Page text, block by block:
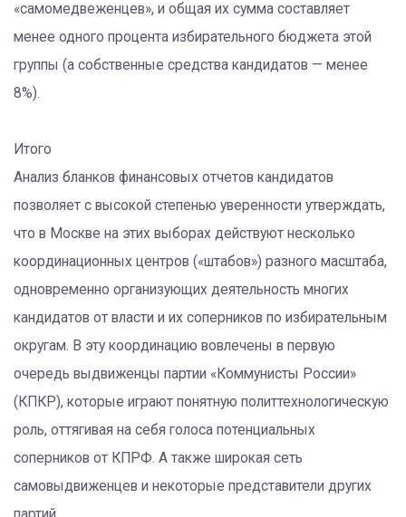
«самомедвеженцев», и общая их сумма составляет
менее одного процента избирательного бюджета этой
группы (а собственные средства кандидатов — менее
8%).
Итого
Анализ бланков финансовых отчетов кандидатов
позволяет с высокой степенью уверенности утверждать,
что в Москве на этих выборах действуют несколько
координационных центров («штабов») разного масштаба,
одно­временно организующих деятельность многих
кандидатов от власти и их соперников по избирательным
округам. В эту координацию вовлечены в первую
очередь выдвиженцы партии «Коммунисты России»
(КПКР), которые играют понятную политтехнологическую
роль, оттягивая на себя голоса потенциальных
соперников от КПРФ. А также широкая сеть
самовыдвиженцев и некоторые представители других